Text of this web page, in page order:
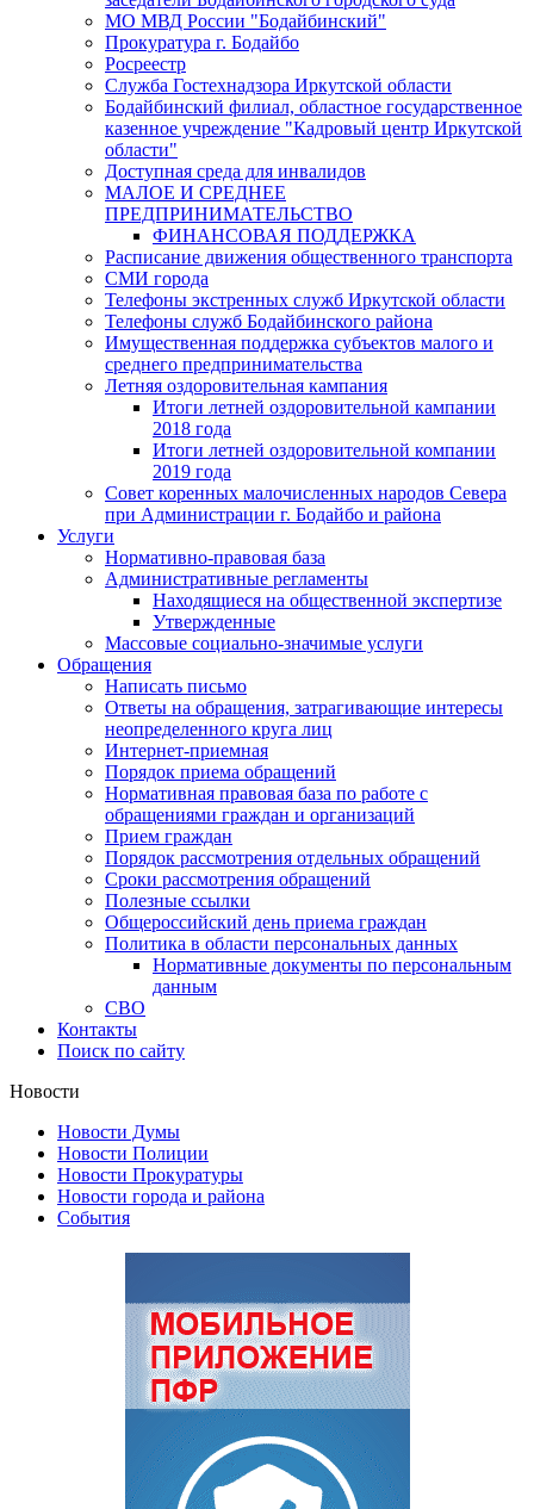
МО МВД России "Бодайбинский"
Прокуратура г. Бодайбо
Росреестр
Служба Гостехнадзора Иркутской области
Бодайбинский филиал, областное государственное
казенное учреждение "Кадровый центр Иркутской
области"
Доступная среда для инвалидов
МАЛОЕ И СРЕДНЕЕ
ПРЕДПРИНИМАТЕЛЬСТВО
ФИНАНСОВАЯ ПОДДЕРЖКА
Расписание движения общественного транспорта
СМИ города
Телефоны экстренных служб Иркутской области
Телефоны служб Бодайбинского района
Имущественная поддержка субъектов малого и
среднего предпринимательства
Летняя оздоровительная кампания
Итоги летней оздоровительной кампании
2018 года
Итоги летней оздоровительной компании
2019 года
Совет коренных малочисленных народов Севера
при Администрации г. Бодайбо и района
Услуги
Нормативно-правовая база
Административные регламенты
Находящиеся на общественной экспертизе
Утвержденные
Массовые социально-значимые услуги
Обращения
Написать письмо
Ответы на обращения, затрагивающие интересы
неопределенного круга лиц
Интернет-приемная
Порядок приема обращений
Нормативная правовая база по работе с
обращениями граждан и организаций
Прием граждан
Порядок рассмотрения отдельных обращений
Сроки рассмотрения обращений
Полезные ссылки
Общероссийский день приема граждан
Политика в области персональных данных
Нормативные документы по персональным
данным
СВО
Контакты
Поиск по сайту
Новости
Новости Думы
Новости Полиции
Новости Прокуратуры
Новости города и района
События